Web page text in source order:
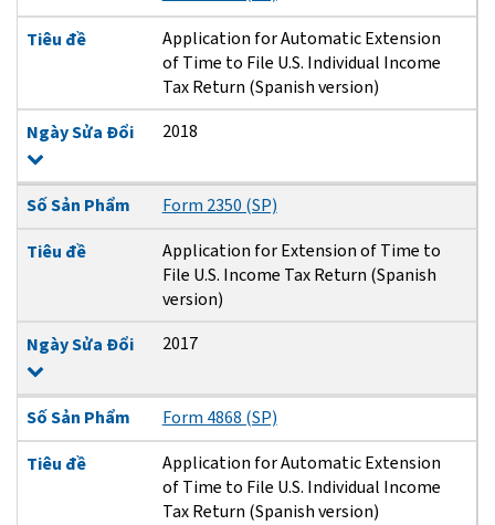
Tiêu đề
Application for Automatic Extension
of Time to File U.S. Individual Income
Tax Return (Spanish version)
Ngày Sửa Đổi
2018
Số Sản Phẩm
Form 2350 (SP)
Tiêu đề
Application for Extension of Time to
File U.S. Income Tax Return (Spanish
version)
Ngày Sửa Đổi
2017
Số Sản Phẩm
Form 4868 (SP)
Tiêu đề
Application for Automatic Extension
of Time to File U.S. Individual Income
Tax Return (Spanish version)